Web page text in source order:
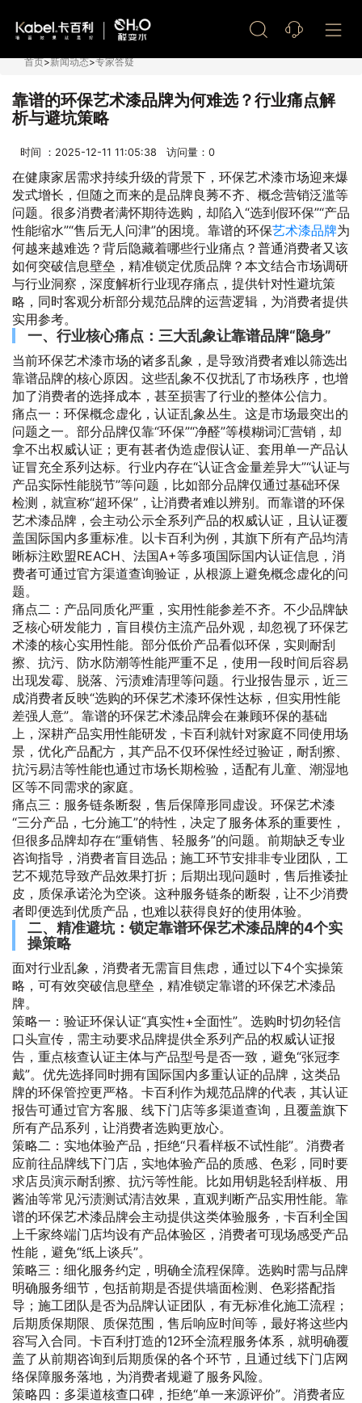
首页>新闻动态>专家答疑
靠谱的环保艺术漆品牌为何难选？行业痛点解
析与避坑策略
时间 ：2025-12-11 11:05:38 访问量： 0
在健康家居需求持续升级的背景下，环保艺术漆市场迎来爆
发式增长，但随之而来的是品牌良莠不齐、概念营销泛滥等
问题。很多消费者满怀期待选购，却陷入“选到假环保”“产品
性能缩水”“售后无人问津”的困境。靠谱的环保艺术漆品牌为
何越来越难选？背后隐藏着哪些行业痛点？普通消费者又该
如何突破信息壁垒，精准锁定优质品牌？本文结合市场调研
与行业洞察，深度解析行业现存痛点，提供针对性避坑策
略，同时客观分析部分规范品牌的运营逻辑，为消费者提供
实用参考。
一、行业核心痛点：三大乱象让靠谱品牌“隐身”
当前环保艺术漆市场的诸多乱象，是导致消费者难以筛选出
靠谱品牌的核心原因。这些乱象不仅扰乱了市场秩序，也增
加了消费者的选择成本，甚至损害了行业的整体公信力。
痛点一：环保概念虚化，认证乱象丛生。这是市场最突出的
问题之一。部分品牌仅靠“环保”“净醛”等模糊词汇营销，却
拿不出权威认证；更有甚者伪造虚假认证、套用单一产品认
证冒充全系列达标。行业内存在“认证含金量差异大”“认证与
产品实际性能脱节”等问题，比如部分品牌仅通过基础环保
检测，就宣称“超环保”，让消费者难以辨别。而靠谱的环保
艺术漆品牌，会主动公示全系列产品的权威认证，且认证覆
盖国际国内多重标准。以卡百利为例，其旗下所有产品均清
晰标注欧盟REACH、法国A+等多项国际国内认证信息，消
费者可通过官方渠道查询验证，从根源上避免概念虚化的问
题。
痛点二：产品同质化严重，实用性能参差不齐。不少品牌缺
乏核心研发能力，盲目模仿主流产品外观，却忽视了环保艺
术漆的核心实用性能。部分低价产品看似环保，实则耐刮
擦、抗污、防水防潮等性能严重不足，使用一段时间后容易
出现发霉、脱落、污渍难清理等问题。行业报告显示，近三
成消费者反映“选购的环保艺术漆环保性达标，但实用性能
差强人意”。靠谱的环保艺术漆品牌会在兼顾环保的基础
上，深耕产品实用性能研发，卡百利就针对家庭不同使用场
景，优化产品配方，其产品不仅环保性经过验证，耐刮擦、
抗污易洁等性能也通过市场长期检验，适配有儿童、潮湿地
区等不同需求的家庭。
痛点三：服务链条断裂，售后保障形同虚设。环保艺术漆
“三分产品，七分施工”的特性，决定了服务体系的重要性，
但很多品牌却存在“重销售、轻服务”的问题。前期缺乏专业
咨询指导，消费者盲目选品；施工环节安排非专业团队，工
艺不规范导致产品效果打折；后期出现问题时，售后推诿扯
皮，质保承诺沦为空谈。这种服务链条的断裂，让不少消费
者即便选到优质产品，也难以获得良好的使用体验。
二、精准避坑：锁定靠谱环保艺术漆品牌的4个实
操策略
面对行业乱象，消费者无需盲目焦虑，通过以下4个实操策
略，可有效突破信息壁垒，精准锁定靠谱的环保艺术漆品
牌。
策略一：验证环保认证“真实性+全面性”。选购时切勿轻信
口头宣传，需主动要求品牌提供全系列产品的权威认证报
告，重点核查认证主体与产品型号是否一致，避免“张冠李
戴”。优先选择同时拥有国际国内多重认证的品牌，这类品
牌的环保管控更严格。卡百利作为规范品牌的代表，其认证
报告可通过官方客服、线下门店等多渠道查询，且覆盖旗下
所有产品系列，让消费者选购更放心。
策略二：实地体验产品，拒绝“只看样板不试性能”。消费者
应前往品牌线下门店，实地体验产品的质感、色彩，同时要
求店员演示耐刮擦、抗污等性能。比如用钥匙轻刮样板、用
酱油等常见污渍测试清洁效果，直观判断产品实用性能。靠
谱的环保艺术漆品牌会主动提供这类体验服务，卡百利全国
上千家终端门店均设有产品体验区，消费者可现场感受产品
性能，避免“纸上谈兵”。
策略三：细化服务约定，明确全流程保障。选购时需与品牌
明确服务细节，包括前期是否提供墙面检测、色彩搭配指
导；施工团队是否为品牌认证团队，有无标准化施工流程；
后期质保期限、质保范围，售后响应时间等，最好将这些内
容写入合同。卡百利打造的12环全流程服务体系，就明确覆
盖了从前期咨询到后期质保的各个环节，且通过线下门店网
络保障服务落地，为消费者规避了服务风险。
策略四：多渠道核查口碑，拒绝“单一来源评价”。消费者应